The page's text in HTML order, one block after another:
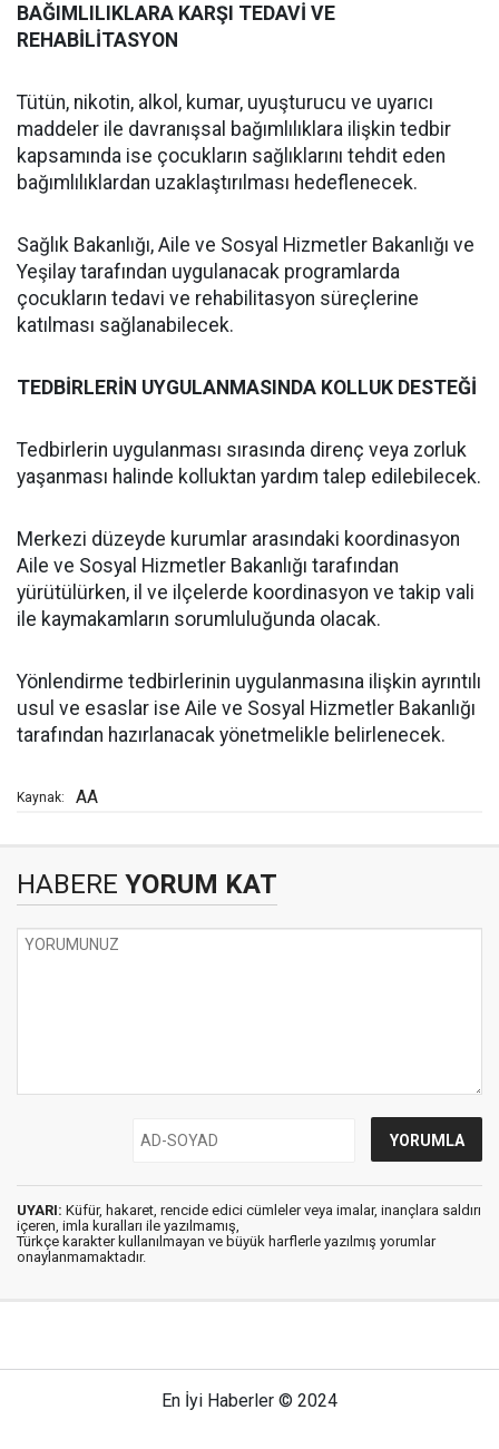
BAĞIMLILIKLARA KARŞI TEDAVİ VE
REHABİLİTASYON
Tütün, nikotin, alkol, kumar, uyuşturucu ve uyarıcı
maddeler ile davranışsal bağımlılıklara ilişkin tedbir
kapsamında ise çocukların sağlıklarını tehdit eden
bağımlılıklardan uzaklaştırılması hedeflenecek.
Sağlık Bakanlığı, Aile ve Sosyal Hizmetler Bakanlığı ve
Yeşilay tarafından uygulanacak programlarda
çocukların tedavi ve rehabilitasyon süreçlerine
katılması sağlanabilecek.
TEDBİRLERİN UYGULANMASINDA KOLLUK DESTEĞİ
Tedbirlerin uygulanması sırasında direnç veya zorluk
yaşanması halinde kolluktan yardım talep edilebilecek.
Merkezi düzeyde kurumlar arasındaki koordinasyon
Aile ve Sosyal Hizmetler Bakanlığı tarafından
yürütülürken, il ve ilçelerde koordinasyon ve takip vali
ile kaymakamların sorumluluğunda olacak.
Yönlendirme tedbirlerinin uygulanmasına ilişkin ayrıntılı
usul ve esaslar ise Aile ve Sosyal Hizmetler Bakanlığı
tarafından hazırlanacak yönetmelikle belirlenecek.
Kaynak: AA
HABERE YORUM KAT
UYARI: Küfür, hakaret, rencide edici cümleler veya imalar, inançlara saldırı
içeren, imla kuralları ile yazılmamış,
Türkçe karakter kullanılmayan ve büyük harflerle yazılmış yorumlar
onaylanmamaktadır.
En İyi Haberler © 2024